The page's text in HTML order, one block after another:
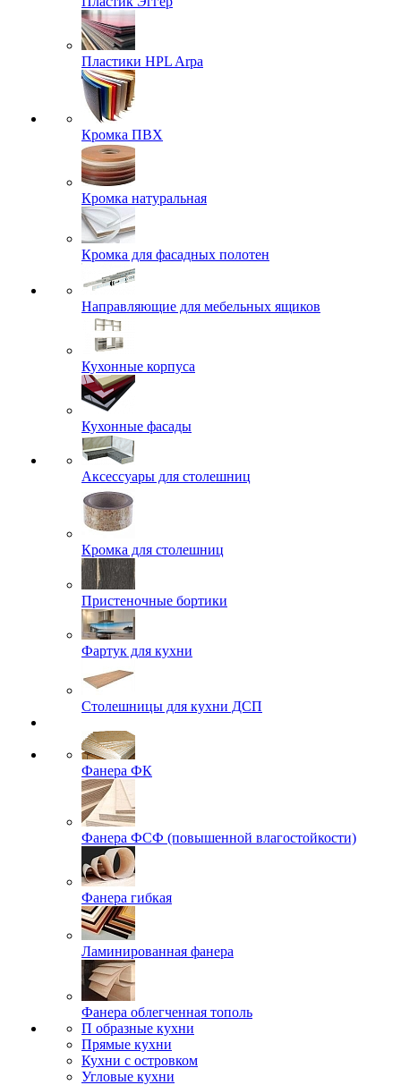
Пластики HPL Arpa
Кромка ПВХ
Кромка натуральная
Кромка для фасадных полотен
Направляющие для мебельных ящиков
Кухонные корпуса
Кухонные фасады
Аксессуары для столешниц
Кромка для столешниц
Пристеночные бортики
Фартук для кухни
Столешницы для кухни ДСП
Фанера ФК
Фанера ФСФ (повышенной влагостойкости)
Фанера гибкая
Ламинированная фанера
Фанера облегченная тополь
П образные кухни
Прямые кухни
Кухни с островком
Угловые кухни